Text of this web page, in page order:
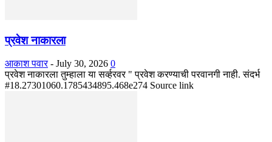
प्रवेश नाकारला
आकाश पवार - July 30, 2026 0
प्रवेश नाकारला तुम्हाला या सर्व्हरवर " प्रवेश करण्याची परवानगी नाही. संदर्भ
#18.27301060.1785434895.468e274 Source link